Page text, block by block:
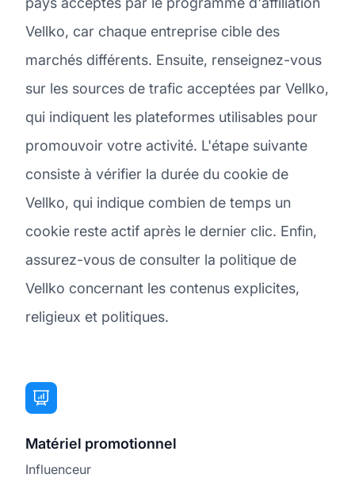
Vellko, car chaque entreprise cible des
marchés différents. Ensuite, renseignez-vous
sur les sources de trafic acceptées par Vellko,
qui indiquent les plateformes utilisables pour
promouvoir votre activité. L'étape suivante
consiste à vérifier la durée du cookie de
Vellko, qui indique combien de temps un
cookie reste actif après le dernier clic. Enfin,
assurez-vous de consulter la politique de
Vellko concernant les contenus explicites,
religieux et politiques.
Matériel promotionnel
Influenceur